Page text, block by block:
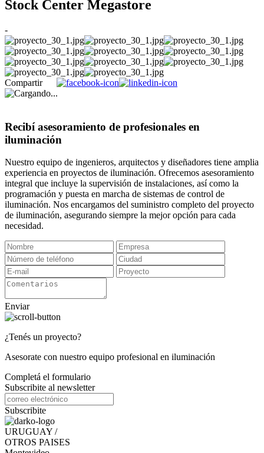
Stock Center Megastore
-
Compartir
Recibí asesoramiento de profesionales en
iluminación
Nuestro equipo de ingenieros, arquitectos y diseñadores tiene amplia
experiencia en proyectos de iluminación. Ofrecemos asesoramiento
integral que incluye la supervisión de instalaciones, así como la
programación y puesta en marcha de sistemas de control de
iluminación. Nos encargamos del suministro completo del proyecto
de iluminación, asegurando siempre la mejor opción para cada
necesidad.
Enviar
¿Tenés un proyecto?
Asesorate con nuestro equipo profesional en iluminación
Completá el formulario
Subscribite al newsletter
Subscribite
URUGUAY /
OTROS PAISES